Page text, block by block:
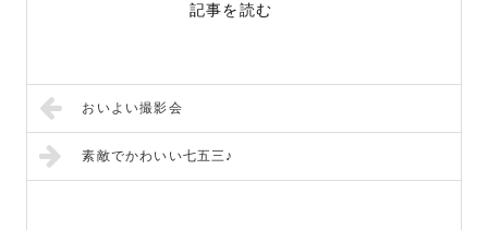
STUDIO事業部
記事を読む
おいよい撮影会
素敵でかわいい七五三♪